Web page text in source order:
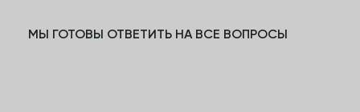
МЫ ГОТОВЫ ОТВЕТИТЬ НА ВСЕ ВОПРОСЫ